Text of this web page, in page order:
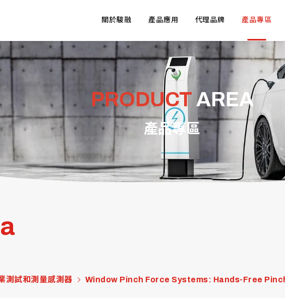
關於駿融 產品應用 代理品牌 產品專區
PRODUCT AREA
產品專區
測試和測量感測器 Window Pinch Force Systems: Hands-Free